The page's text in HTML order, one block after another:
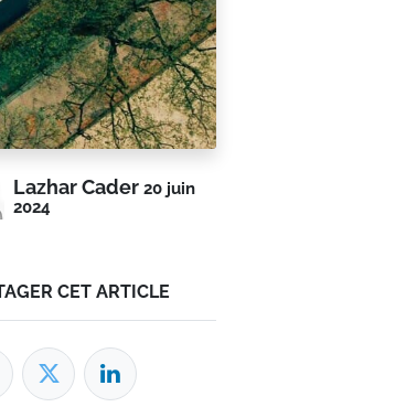
Lazhar Cader 20 juin
2024
CET ARTICLE